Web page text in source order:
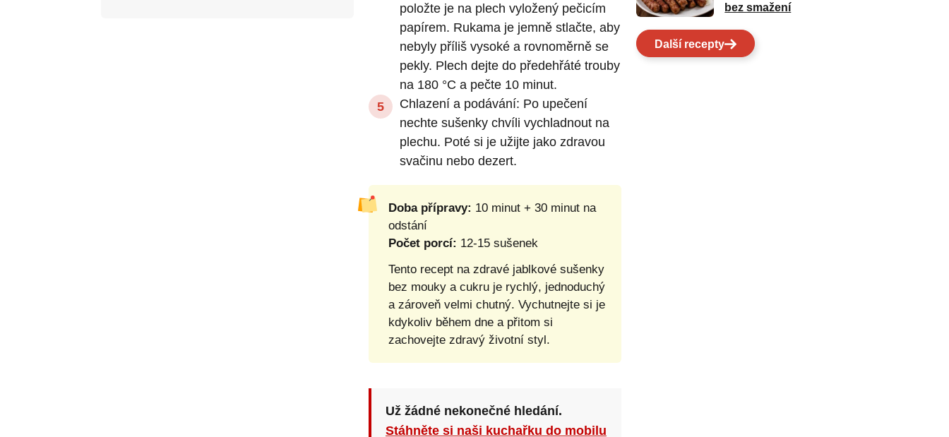
položte je na plech vyložený pečicím
papírem. Rukama je jemně stlačte, aby
nebyly příliš vysoké a rovnoměrně se
pekly. Plech dejte do předehřáté trouby
na 180 °C a pečte 10 minut.
Chlazení a podávání: Po upečení
nechte sušenky chvíli vychladnout na
plechu. Poté si je užijte jako zdravou
svačinu nebo dezert.
Doba přípravy: 10 minut + 30 minut na
odstání
Počet porcí: 12-15 sušenek
Tento recept na zdravé jablkové sušenky
bez mouky a cukru je rychlý, jednoduchý
a zároveň velmi chutný. Vychutnejte si je
kdykoliv během dne a přitom si
zachovejte zdravý životní styl.
Už žádné nekonečné hledání.
Stáhněte si naši kuchařku do mobilu
bez smažení
Další recepty